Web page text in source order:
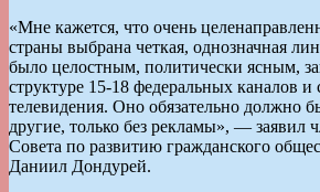
«Мне кажется, что очень
страны выбрана четкая, однозначная
было целостным, политически ясным,
структуре 15-18 федеральных каналов и
телевидения. Оно обязательно должно
другие, только без рекламы», — заявил
Совета по развитию гражданского
Даниил Дондурей.